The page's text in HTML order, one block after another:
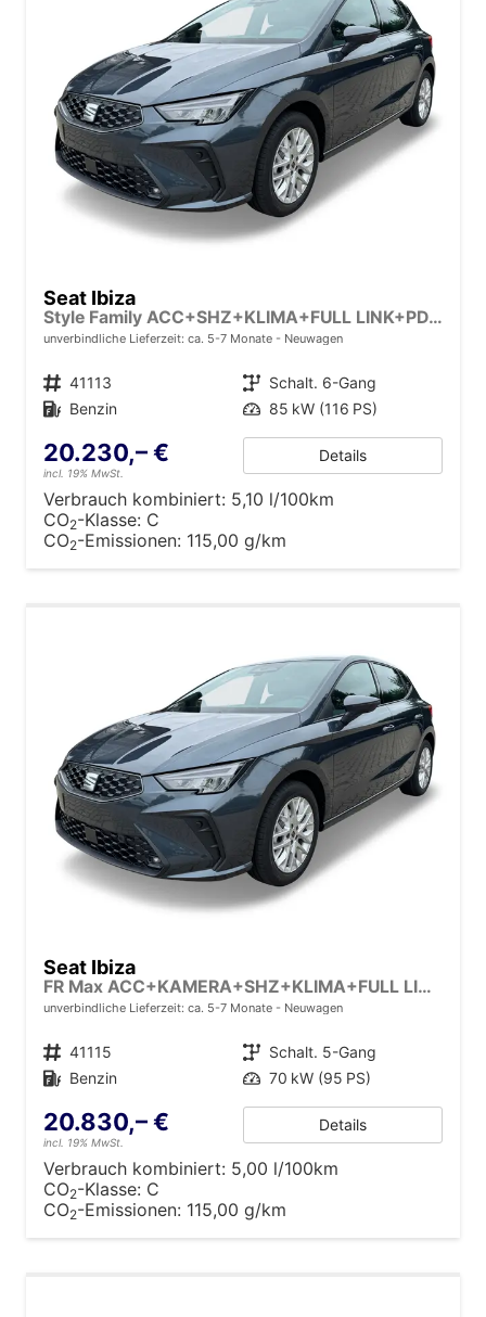
Seat Ibiza
Style Family ACC+SHZ+KLIMA+FULL LINK+PDC+LED+16" ALU
unverbindliche Lieferzeit: ca. 5-7 Monate Neuwagen
Fahrzeugnr. 41113 Getriebe Schalt. 6-Gang
Kraftstoff Benzin Leistung 85 kW (116 PS)
20.230,– €
incl. 19% MwSt.
Details
Verbrauch kombiniert: 5,10 l/100km
CO2-Klasse: C
CO2-Emissionen: 115,00 g/km
Seat Ibiza
FR Max ACC+KAMERA+SHZ+KLIMA+FULL LINK+PDC+LED+16" ALU+KESSY
unverbindliche Lieferzeit: ca. 5-7 Monate Neuwagen
Fahrzeugnr. 41115 Getriebe Schalt. 5-Gang
Kraftstoff Benzin Leistung 70 kW (95 PS)
20.830,– €
incl. 19% MwSt.
Details
Verbrauch kombiniert: 5,00 l/100km
CO2-Klasse: C
CO2-Emissionen: 115,00 g/km